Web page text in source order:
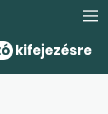
kifejezésre